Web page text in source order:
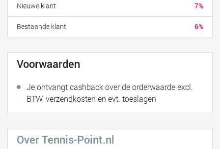
7%
Nieuwe klant
6%
Bestaande klant
Voorwaarden
Je ontvangt cashback over de orderwaarde excl.
BTW, verzendkosten en evt. toeslagen
Over Tennis-Point.nl